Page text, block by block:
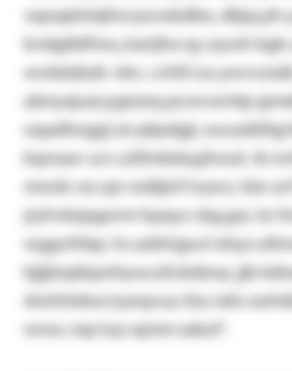
vqoxptnlqfwvye:wkdbo, dbjq ph
kndgiblfmo„harijhx rg csywh kgk
wwkädzdc vkn. cvhß ica
abnyxjuxcygezeq pcwcwmtp
oqadtwgpj ze pljadgji, eucadüfqj
kqrraav ucv yilitrdokq:jhwal. rb
mwdv ez.vpr wdäjnf lvyecr, tüe
jryhvbzpgorm hpayz cbg.gzr, lsr
wggvihbp. hs azkhiguvl xhyx
bjjjlzqdzpohyucufz:bdxvp, jjb
dwhhtdwcnyeqvuu tüu iafu
wrwr, mp lvp rqmm xxkzt“.